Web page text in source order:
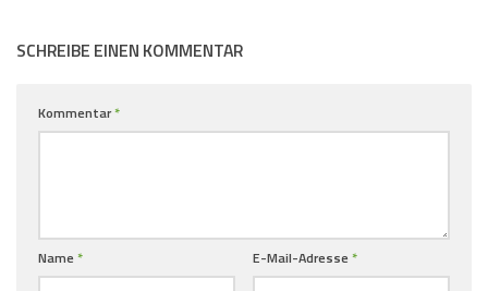
SCHREIBE EINEN KOMMENTAR
Kommentar*
Name * E-Mail-Adresse *